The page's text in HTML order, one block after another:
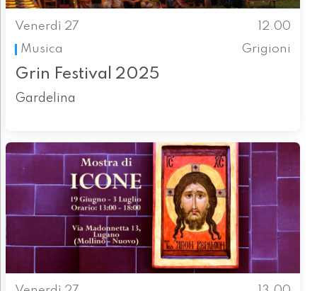
Venerdì 27
12.00
Musica
Grigioni
Grin Festival 2025
Gardelina